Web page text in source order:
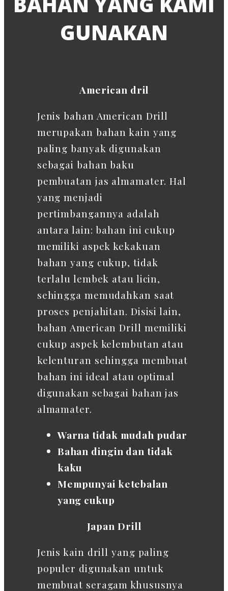
GUNAKAN
American dril
Jenis bahan American Drill
merupakan bahan kain yang
paling banyak digunakan
sebagai bahan baku
pembuatan jas almamater. Hal
yang menjadi
pertimbangannya adalah
antara lain: bahan ini cukup
memiliki aspek kekakuan
bahan yang cukup, tidak
terlalu lembek atau licin,
sehingga memudahkan saat
proses penjahitan. Disisi lain,
bahan American Drill memiliki
cukup aspek kelembutan atau
kelenturan sehingga membuat
bahan ini ideal atau optimal
digunakan sebagai bahan jas
almamater.
Warna tidak mudah pudar
Bahan dingin dan tidak
kaku
Mempunyai ketebalan
yang cukup
Japan Drill
Jenis kain drill yang paling
populer digunakan untuk
membuat seragam khususnya